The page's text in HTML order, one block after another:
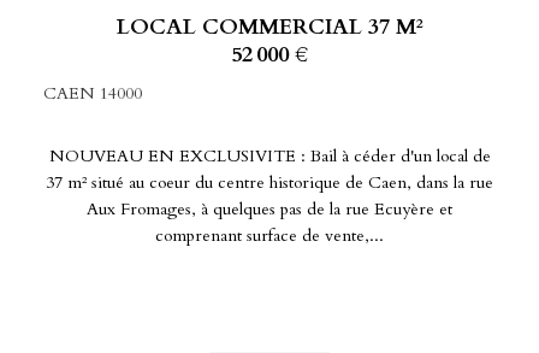
LOCAL COMMERCIAL 37 M²
52 000 €
CAEN 14000
NOUVEAU EN EXCLUSIVITE : Bail à céder d'un local de
37 m² situé au coeur du centre historique de Caen, dans la rue
Aux Fromages, à quelques pas de la rue Ecuyère et
comprenant surface de vente,...